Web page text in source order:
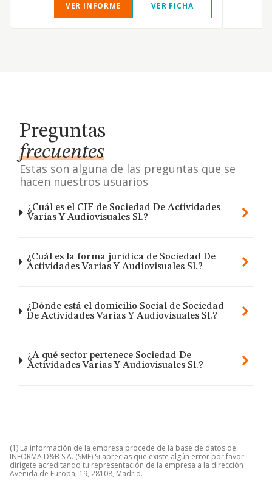
VER INFORME VER FICHA
Preguntas
frecuentes
Estas son alguna de las preguntas que se
hacen nuestros usuarios
¿Cuál es el CIF de Sociedad De Actividades
Varias Y Audiovisuales Sl.?
¿Cuál es la forma jurídica de Sociedad De
Actividades Varias Y Audiovisuales Sl.?
¿Dónde está el domicilio Social de Sociedad
De Actividades Varias Y Audiovisuales Sl.?
¿A qué sector pertenece Sociedad De
Actividades Varias Y Audiovisuales Sl.?
(1) La información de la empresa procede de la base de datos de
INFORMA D&B S.A. (SME) Si aprecias que existe algún error por favor
dirígete acreditando tu representación de la empresa a la dirección
Avenida de Europa, 19, 28108, Madrid.